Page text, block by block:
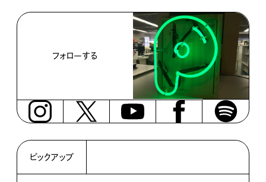
フォローする
ピックアップ